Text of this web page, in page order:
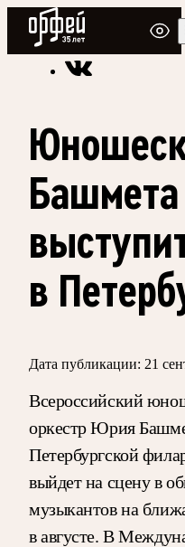
Радио Орфей
Радио классической
в
Дата публикации: 21
Всероссийский
оркестр Юрия
Петербургской
выйдет на сцену в
музыкантов на
в августе. В